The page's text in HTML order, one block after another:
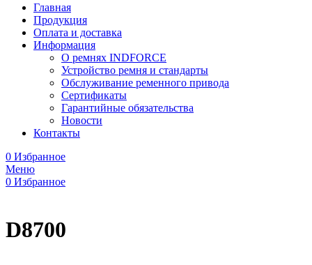
Главная
Продукция
Оплата и доставка
Информация
О ремнях INDFORCE
Устройство ремня и стандарты
Обслуживание ременного привода
Сертификаты
Гарантийные обязательства
Новости
Контакты
0 Избранное
Меню
0 Избранное
D8700